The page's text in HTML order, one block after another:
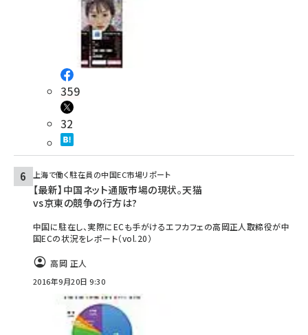
359
32
上海で働く駐在員の中国EC市場リポート
【最新】中国ネット通販市場の現状。天猫
vs京東の競争の行方は?
中国に駐在し、実際にECも手がけるエフカフェの高岡正人取締役が中
国ECの状況をレポート（vol.20）
高岡 正人
2016年9月20日 9:30